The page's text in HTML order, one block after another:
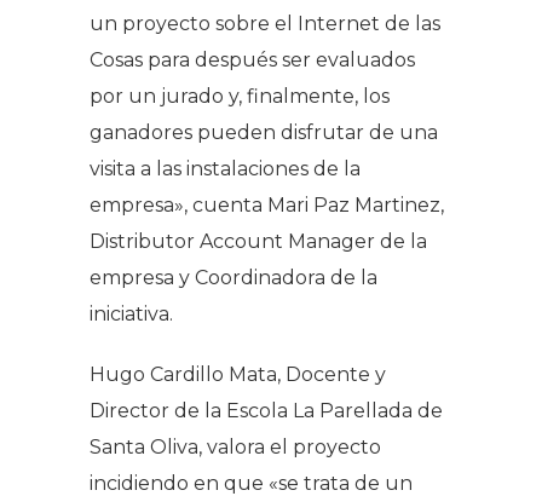
un proyecto sobre el Internet de las
Cosas para después ser evaluados
por un jurado y, finalmente, los
ganadores pueden disfrutar de una
visita a las instalaciones de la
empresa», cuenta Mari Paz Martinez,
Distributor Account Manager de la
empresa y Coordinadora de la
iniciativa.
Hugo Cardillo Mata, Docente y
Director de la Escola La Parellada de
Santa Oliva, valora el proyecto
incidiendo en que «se trata de un